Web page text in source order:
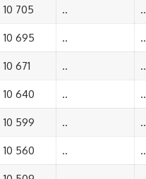
10 705 .. ..
10 695 .. ..
10 671 .. ..
10 640 .. ..
10 599 .. ..
10 560 .. ..